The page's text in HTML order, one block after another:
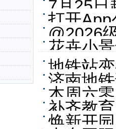
路面全
7月25日
打开App
不再“人
@2026
花卉小
地铁站
凉意
济南地
本周六
补齐教
焕新开